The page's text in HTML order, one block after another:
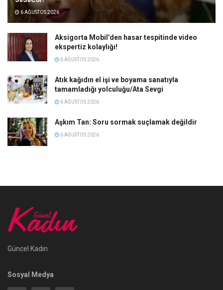
6 AĞUSTOS 2026
Aksigorta Mobil’den hasar tespitinde video
ekspertiz kolaylığı!
6 AĞUSTOS 2026
Atık kağıdın el işi ve boyama sanatıyla
tamamladığı yolculuğu/Ata Sevgi
6 AĞUSTOS 2026
Aşkım Tan: Soru sormak suçlamak değildir
6 AĞUSTOS 2026
Güncel Kadın
Sosyal Medya